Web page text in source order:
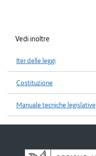
Vedi inoltre
Iter delle leggi
Costituzione
Manuale tecniche legislative